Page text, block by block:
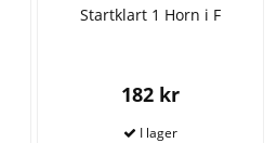
Startklart 1 Horn i F
182 kr